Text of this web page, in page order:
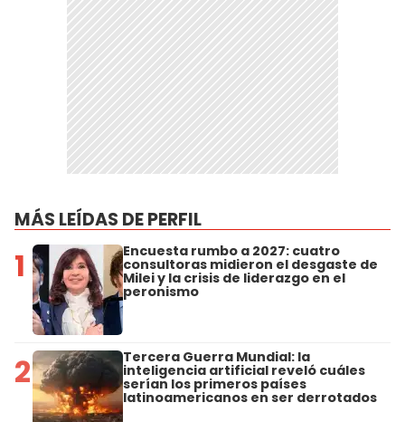
MÁS LEÍDAS DE PERFIL
1 Encuesta rumbo a 2027: cuatro
consultoras midieron el desgaste de
Milei y la crisis de liderazgo en el
peronismo
2 Tercera Guerra Mundial: la
inteligencia artificial reveló cuáles
serían los primeros países
latinoamericanos en ser derrotados